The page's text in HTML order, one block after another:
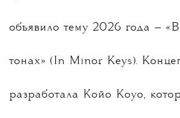
объявило тему 2026 года —
тонах» (In Minor Keys).
разработала Койо Коуо,